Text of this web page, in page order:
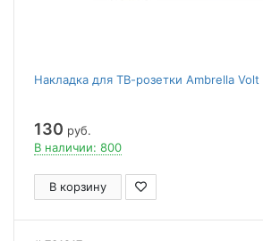
Накладка для ТВ-розетки Ambrella Volt
130 руб.
В наличии: 800
В корзину